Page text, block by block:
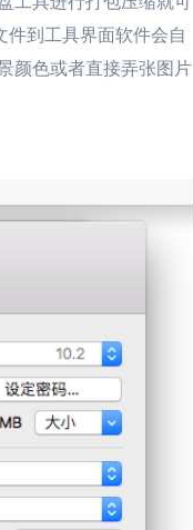
件到工具界面软件会自
颜色或者直接弄张图片